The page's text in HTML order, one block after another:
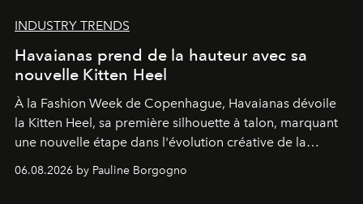
INDUSTRY TRENDS
Havaianas prend de la hauteur avec sa
nouvelle Kitten Heel
À la Fashion Week de Copenhague, Havaianas dévoile
la Kitten Heel, sa première silhouette à talon, marquant
une nouvelle étape dans l'évolution créative de la
06.08.2026 by Pauline Borgogno